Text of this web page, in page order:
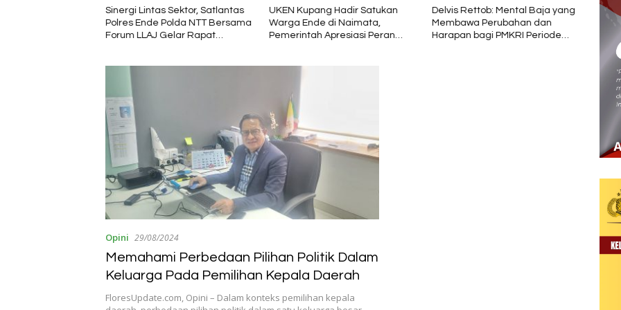
Sinergi Lintas Sektor, Satlantas
Polres Ende Polda NTT Bersama
Forum LLAJ Gelar Rapat
UKEN Kupang Hadir Satukan
Warga Ende di Naimata,
Pemerintah Apresiasi Peran
Delvis Rettob: Mental Baja yang
Membawa Perubahan dan
Harapan bagi PMKRI Periode
PT
Opini 29/08/2024
Memahami Perbedaan Pilihan Politik Dalam
Keluarga Pada Pemilihan Kepala Daerah
FloresUpdate.com, Opini – Dalam konteks pemilihan kepala